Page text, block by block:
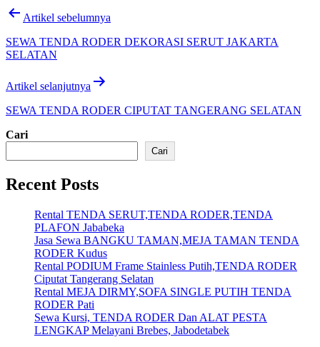
Navigasi
Artikel sebelumnya
SEWA TENDA RODER DEKORASI SERUT JAKARTA
SELATAN
Artikel selanjutnya
SEWA TENDA RODER CIPUTAT TANGERANG SELATAN
Cari
Cari
Recent Posts
Rental TENDA SERUT,TENDA RODER,TENDA
PLAFON Jababeka
Jasa Sewa BANGKU TAMAN,MEJA TAMAN TENDA
RODER Kudus
Rental PODIUM Frame Stainless Putih,TENDA RODER
Ciputat Tangerang Selatan
Rental MEJA DIRMY,SOFA SINGLE PUTIH TENDA
RODER Pati
Sewa Kursi, TENDA RODER Dan ALAT PESTA
LENGKAP Melayani Brebes, Jabodetabek